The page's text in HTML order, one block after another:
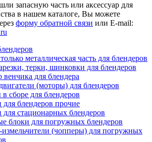
запасную часть или аксессуар для
в нашем каталоге, Вы можете
форму обратной связи или E-mail:
металлическая часть для блендеров
терки, шинковки для блендеров
венчика для блендера
(моторы) для блендеров
сборе для блендеров
для блендеров прочие
для стационарных блендеров
блоки для погружных блендеров
(чопперы) для погружных